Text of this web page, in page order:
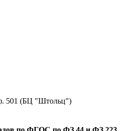
501 (БЦ "Штольц")